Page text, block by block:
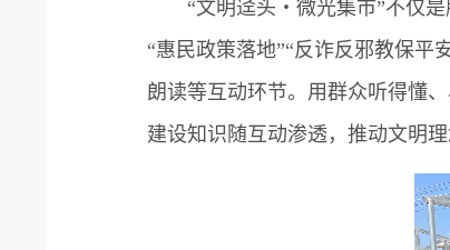
“文明迳头・微光集市”不仅是
“惠民政策落地”“反诈反邪教保
朗读等互动环节。用群众听得懂
建设知识随互动渗透，推动文明